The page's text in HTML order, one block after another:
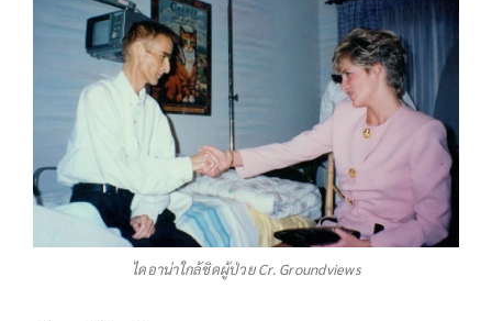
ไดอาน่าใกล้ชิดผู้ป่วย Cr. Groundviews